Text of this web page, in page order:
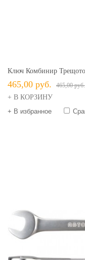
Ключ Комбинир
465,00 руб. 465,00 руб.
+ В КОРЗИНУ
+ В избранное